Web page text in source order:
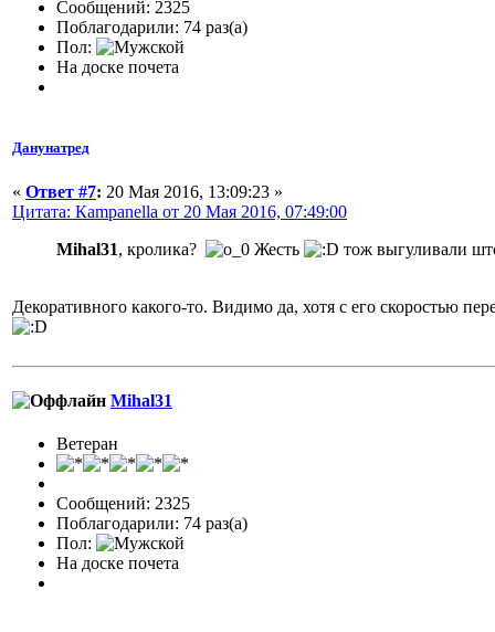
Сообщений: 2325
Поблагодарили: 74 раз(а)
Пол:
На доске почета
Данунатред
« Ответ #7: 20 Мая 2016, 13:09:23 »
Цитата: Кampanella от 20 Мая 2016, 07:49:00
Mihal31, кролика? Жесть тож выгуливали
Декоративного какого-то. Видимо да, хотя с его скоростью
Mihal31
Ветеран
Сообщений: 2325
Поблагодарили: 74 раз(а)
Пол:
На доске почета